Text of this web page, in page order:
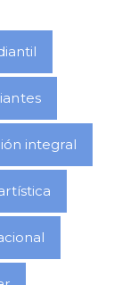
integral